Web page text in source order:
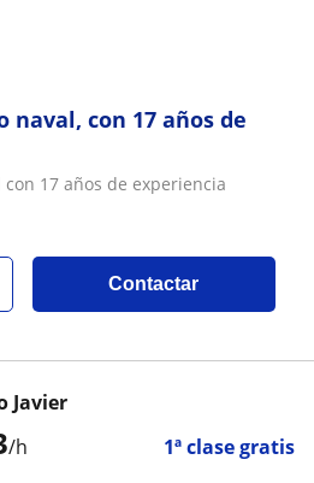
naval, con 17 años de
17 años de experiencia
Contactar
/h 1ª clase gratis
Javier